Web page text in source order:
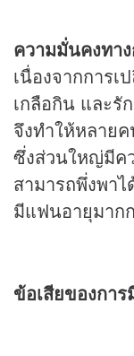
ความมั่นคงทาง
เนื่องจากการ
เกลือกิน และ
จึงทำให้หลาย
ซึ่งส่วนใหญ่มีค
สามารถพึ่งพา
มีแฟนอายุมาก
ข้อเสียของกา